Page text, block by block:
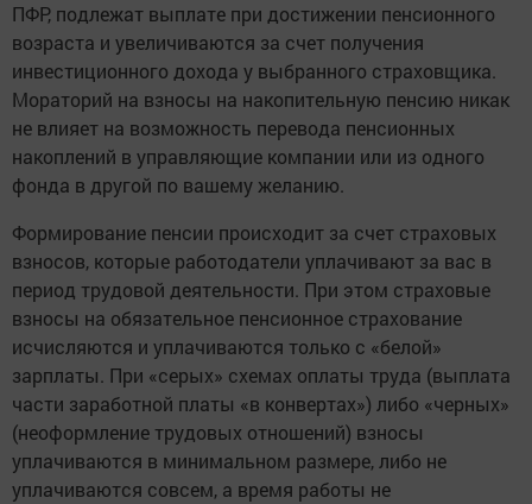
ПФР, подлежат выплате при достижении пенсионного
возраста и увеличиваются за счет получения
инвестиционного дохода у выбранного страховщика.
Мораторий на взносы на накопительную пенсию никак
не влияет на возможность перевода пенсионных
накоплений в управляющие компании или из одного
фонда в другой по вашему желанию.
Формирование пенсии происходит за счет страховых
взносов, которые работодатели уплачивают за вас в
период трудовой деятельности. При этом страховые
взносы на обязательное пенсионное страхование
исчисляются и уплачиваются только с «белой»
зарплаты. При «серых» схемах оплаты труда (выплата
части заработной платы «в конвертах») либо «черных»
(неоформление трудовых отношений) взносы
уплачиваются в минимальном размере, либо не
уплачиваются совсем, а время работы не